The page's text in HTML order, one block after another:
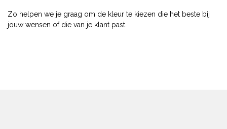
Zo helpen we je graag om de kleur te kiezen die het beste bij
jouw wensen of die van je klant past.